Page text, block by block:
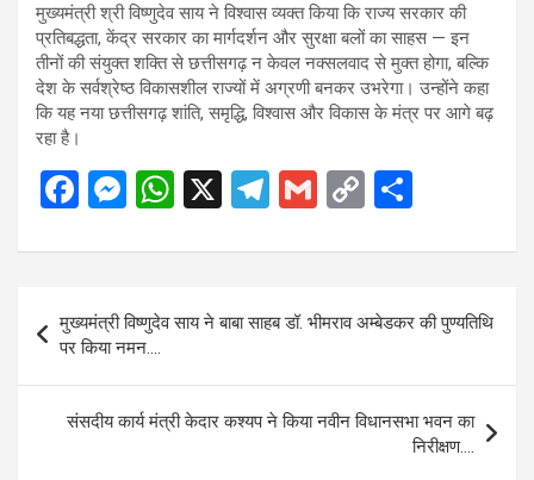
मुख्यमंत्री श्री विष्णुदेव साय ने विश्वास व्यक्त किया कि राज्य सरकार की
प्रतिबद्धता, केंद्र सरकार का मार्गदर्शन और सुरक्षा बलों का साहस — इन
तीनों की संयुक्त शक्ति से छत्तीसगढ़ न केवल नक्सलवाद से मुक्त होगा, बल्कि
देश के सर्वश्रेष्ठ विकासशील राज्यों में अग्रणी बनकर उभरेगा। उन्होंने कहा
कि यह नया छत्तीसगढ़ शांति, समृद्धि, विश्वास और विकास के मंत्र पर आगे बढ़
रहा है।
F
ce
b
o
o
k
M
se
n
g
er
W
at
A
p
p
X
T
e
gr
a
m
G
ail
C
py
Li
n
k
ar
e
navigation
मुख्यमंत्री विष्णुदेव साय ने बाबा साहब डॉ. भीमराव अम्बेडकर की पुण्यतिथि
पर किया नमन….
संसदीय कार्य मंत्री केदार कश्यप ने किया नवीन विधानसभा भवन का
निरीक्षण….